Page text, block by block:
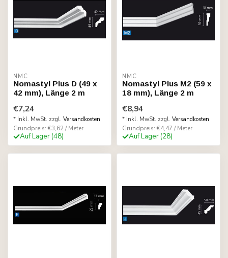
NMC
Nomastyl Plus D (49 x
42 mm), Länge 2 m
€7,24
* Inkl. MwSt. zzgl. Versandkosten
Grundpreis: €3,62 / Meter
Auf Lager (48)
NMC
Nomastyl Plus M2 (59 x
18 mm), Länge 2 m
€8,94
* Inkl. MwSt. zzgl. Versandkosten
Grundpreis: €4,47 / Meter
Auf Lager (28)